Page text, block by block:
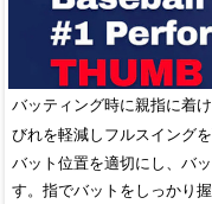
バッティング時に親指に着
びれを軽減しフルスイング
バット位置を適切にし、バ
す。指でバットをしっかり